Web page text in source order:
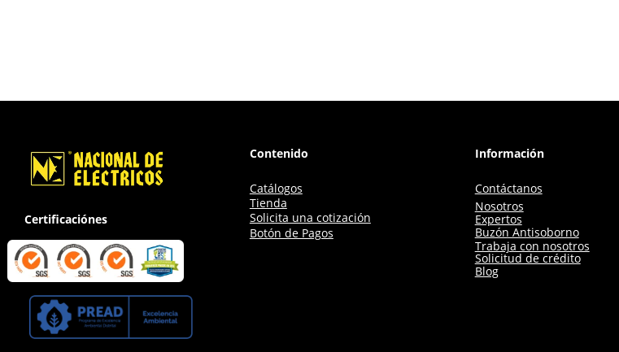
Certificaciónes
Contenido
Catálogos
Tienda
Solicita una cotización
Botón de Pagos
Información
Contáctanos
Nosotros
Expertos
Buzón Antisoborno
Trabaja con nosotros
Solicitud de crédito
Blog